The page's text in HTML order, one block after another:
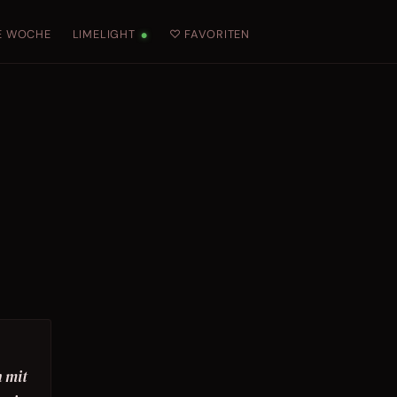
WOCHE LIMELIGHT ● ♡ FAVORITEN
mit